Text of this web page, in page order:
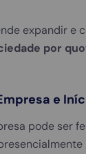
expandir e
por
e
pode ser